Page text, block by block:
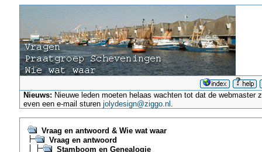
Nieuws: Nieuwe leden moeten helaas wachten tot dat de
even een e-mail sturenjolydesign@ziggo.nl .
Vraag en antwoord & Wie wat waar
Vraag en antwoord
Stamboom en Genealogie